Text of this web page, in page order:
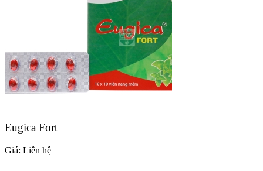
Eugica Fort
Giá: Liên hệ